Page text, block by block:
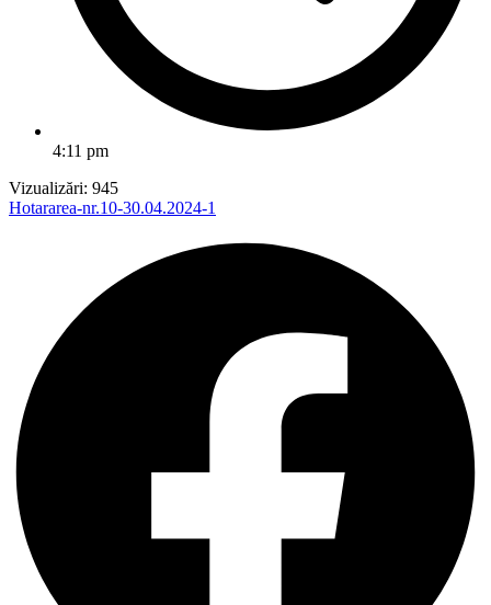
4:11 pm
Vizualizări: 945
Hotararea-nr.10-30.04.2024-1